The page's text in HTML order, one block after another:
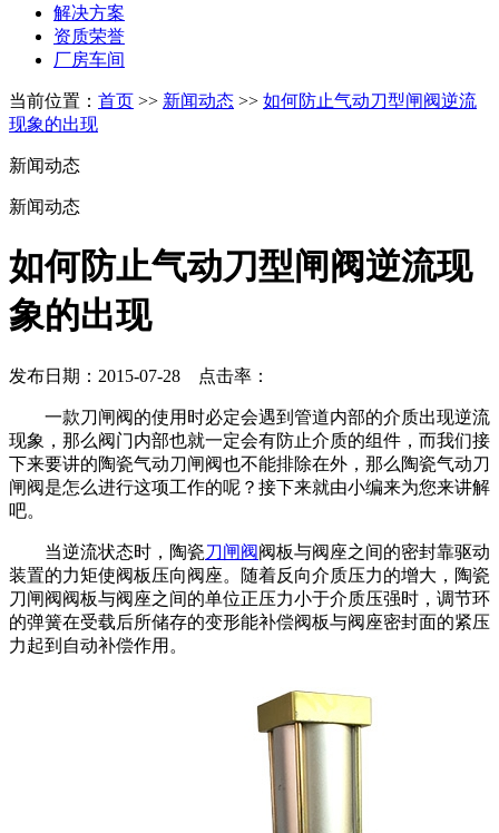
解决方案
资质荣誉
厂房车间
当前位置： 首页 >> 新闻动态 >> 如何防止气动刀型闸阀逆流
现象的出现
新闻动态
新闻动态
如何防止气动刀型闸阀逆流现
象的出现
发布日期：2015-07-28 点击率：
一款刀闸阀的使用时必定会遇到管道内部的介质出现逆流
现象，那么阀门内部也就一定会有防止介质的组件，而我们接
下来要讲的陶瓷气动刀闸阀也不能排除在外，那么陶瓷气动刀
闸阀是怎么进行这项工作的呢？接下来就由小编来为您来讲解
吧。
当逆流状态时，陶瓷刀闸阀阀板与阀座之间的密封靠驱动
装置的力矩使阀板压向阀座。随着反向介质压力的增大，陶瓷
刀闸阀阀板与阀座之间的单位正压力小于介质压强时，调节环
的弹簧在受载后所储存的变形能补偿阀板与阀座密封面的紧压
力起到自动补偿作用。